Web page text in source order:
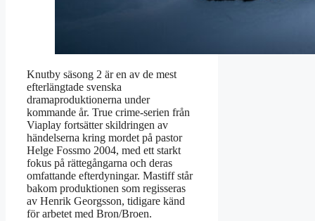
Knutby säsong 2 är en av de mest
efterlängtade svenska
dramaproduktionerna under
kommande år. True crime-serien från
Viaplay fortsätter skildringen av
händelserna kring mordet på pastor
Helge Fossmo 2004, med ett starkt
fokus på rättegångarna och deras
omfattande efterdyningar. Mastiff står
bakom produktionen som regisseras
av Henrik Georgsson, tidigare känd
för arbetet med Bron/Broen.